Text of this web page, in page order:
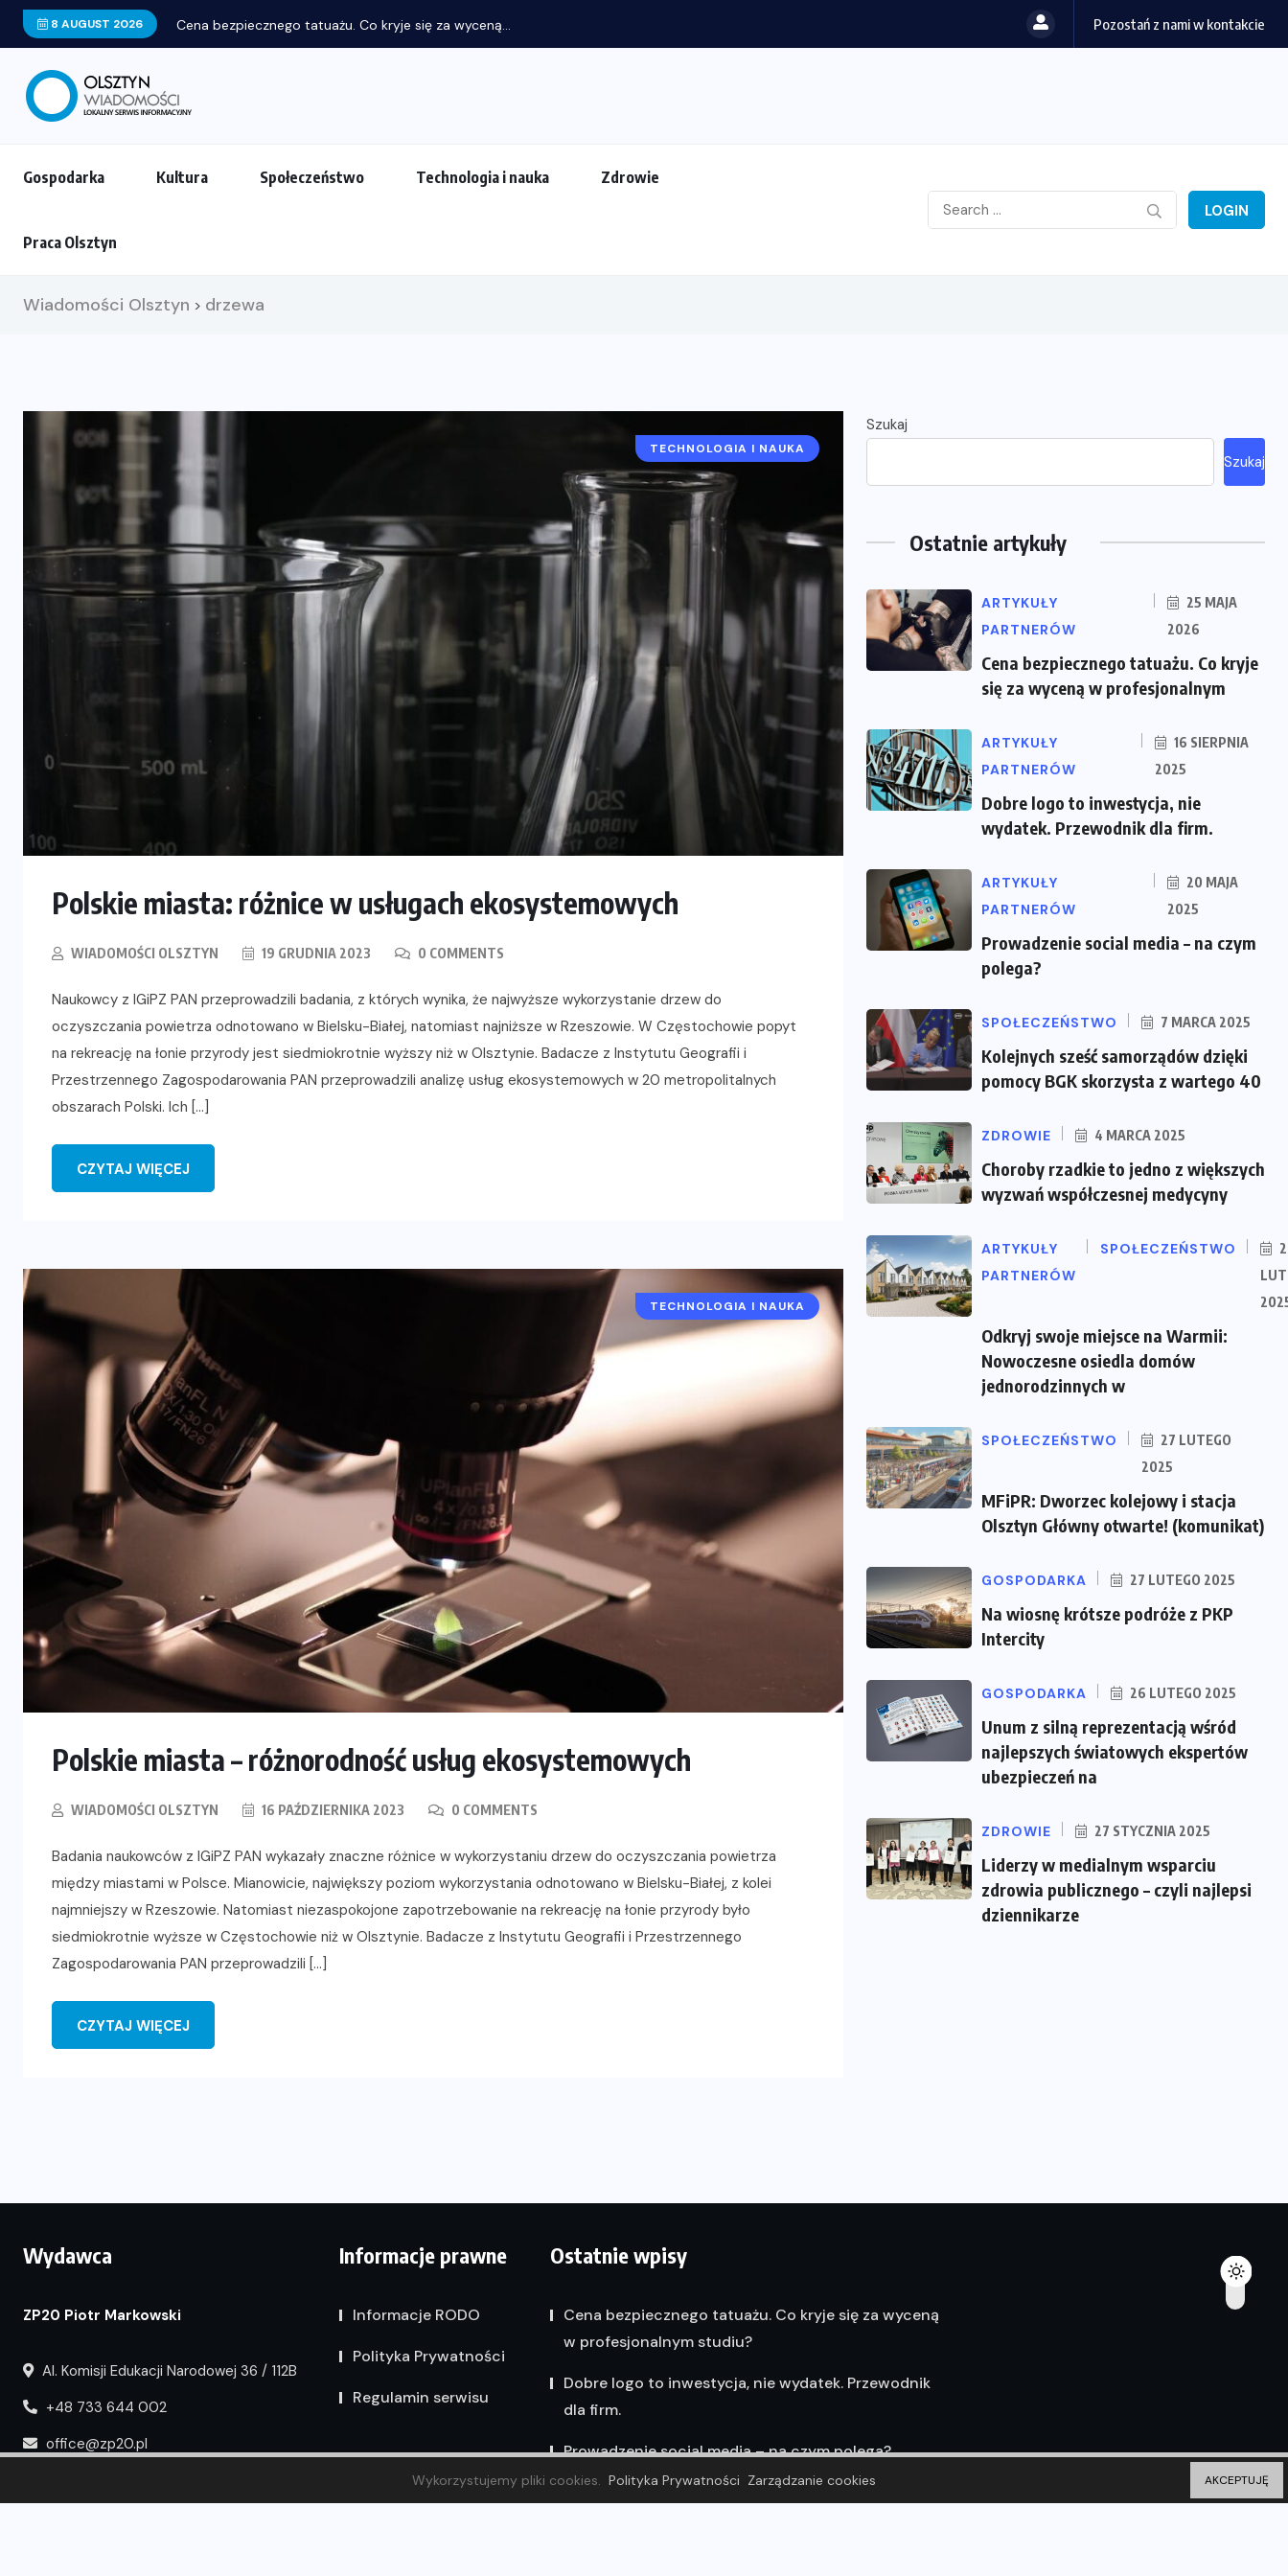
8 AUGUST 2026 Cena bezpiecznego tatuażu. Co kryje się za wyceną... Pozostań z nami w kontakcie
Gospodarka Kultura Społeczeństwo Technologia i nauka Zdrowie
Praca Olsztyn
LOGIN
Wiadomości Olsztyn > drzewa
TECHNOLOGIA I NAUKA
Polskie miasta: różnice w usługach ekosystemowych
WIADOMOŚCI OLSZTYN 19 GRUDNIA 2023 0 COMMENTS
Naukowcy z IGiPZ PAN przeprowadzili badania, z których wynika, że najwyższe wykorzystanie drzew do
oczyszczania powietrza odnotowano w Bielsku-Białej, natomiast najniższe w Rzeszowie. W Częstochowie popyt
na rekreację na łonie przyrody jest siedmiokrotnie wyższy niż w Olsztynie. Badacze z Instytutu Geografii i
Przestrzennego Zagospodarowania PAN przeprowadzili analizę usług ekosystemowych w 20 metropolitalnych
obszarach Polski. Ich […]
CZYTAJ WIĘCEJ
TECHNOLOGIA I NAUKA
Polskie miasta – różnorodność usług ekosystemowych
WIADOMOŚCI OLSZTYN 16 PAŹDZIERNIKA 2023 0 COMMENTS
Badania naukowców z IGiPZ PAN wykazały znaczne różnice w wykorzystaniu drzew do oczyszczania powietrza
między miastami w Polsce. Mianowicie, największy poziom wykorzystania odnotowano w Bielsku-Białej, z kolei
najmniejszy w Rzeszowie. Natomiast niezaspokojone zapotrzebowanie na rekreację na łonie przyrody było
siedmiokrotnie wyższe w Częstochowie niż w Olsztynie. Badacze z Instytutu Geografii i Przestrzennego
Zagospodarowania PAN przeprowadzili […]
CZYTAJ WIĘCEJ
Szukaj
Szukaj
Ostatnie artykuły
ARTYKUŁY
PARTNERÓW
25 MAJA
2026
Cena bezpiecznego tatuażu. Co kryje
się za wyceną w profesjonalnym
ARTYKUŁY
PARTNERÓW
16 SIERPNIA
2025
Dobre logo to inwestycja, nie
wydatek. Przewodnik dla firm.
ARTYKUŁY
PARTNERÓW
20 MAJA
2025
Prowadzenie social media – na czym
polega?
SPOŁECZEŃSTWO 7 MARCA 2025
Kolejnych sześć samorządów dzięki
pomocy BGK skorzysta z wartego 40
ZDROWIE 4 MARCA 2025
Choroby rzadkie to jedno z większych
wyzwań współczesnej medycyny
ARTYKUŁY
PARTNERÓW
SPOŁECZEŃSTWO
Odkryj swoje miejsce na Warmii:
Nowoczesne osiedla domów
jednorodzinnych w
SPOŁECZEŃSTWO
27 LUTEGO
2025
MFiPR: Dworzec kolejowy i stacja
Olsztyn Główny otwarte! (komunikat)
GOSPODARKA 27 LUTEGO 2025
Na wiosnę krótsze podróże z PKP
Intercity
GOSPODARKA 26 LUTEGO 2025
Unum z silną reprezentacją wśród
najlepszych światowych ekspertów
ubezpieczeń na
ZDROWIE 27 STYCZNIA 2025
Liderzy w medialnym wsparciu
zdrowia publicznego – czyli najlepsi
dziennikarze
Wydawca
ZP20 Piotr Markowski
Al. Komisji Edukacji Narodowej 36 / 112B
+48 733 644 002
office@zp20.pl
Informacje prawne
Informacje RODO
Polityka Prywatności
Regulamin serwisu
Ostatnie wpisy
Cena bezpiecznego tatuażu. Co kryje się za wyceną
w profesjonalnym studiu?
Dobre logo to inwestycja, nie wydatek. Przewodnik
dla firm.
Prowadzenie social media – na czym polega?
Wykorzystujemy pliki cookies. Polityka Prywatności Zarządzanie cookies AKCEPTUJĘ